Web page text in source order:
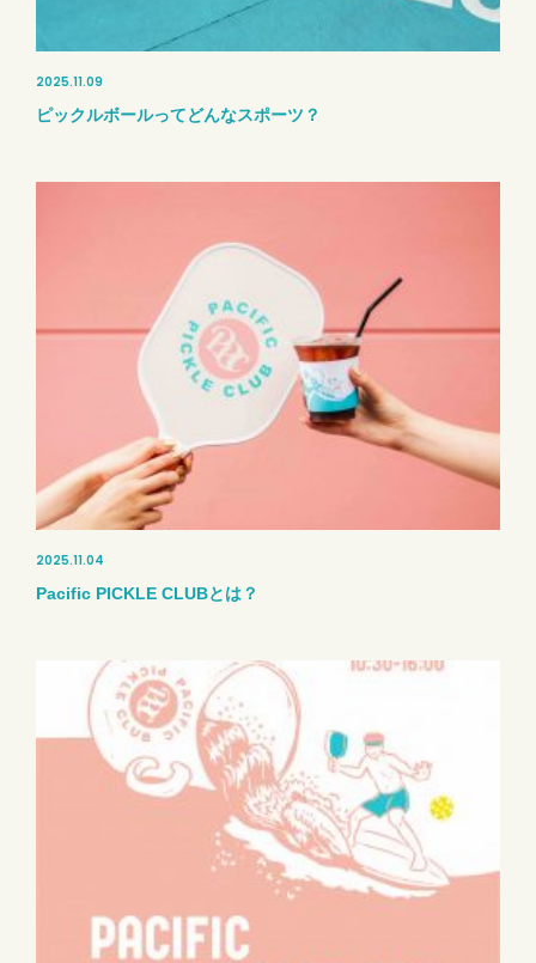
2025.11.09
ピックルボールってどんなスポーツ？
2025.11.04
Pacific PICKLE CLUBとは？